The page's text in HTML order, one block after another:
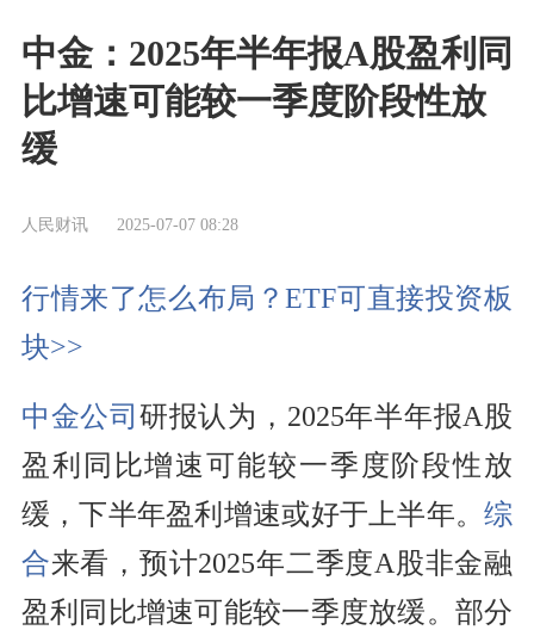
中金：2025年半年报A股盈利同
比增速可能较一季度阶段性放
缓
人民财讯 2025-07-07 08:28
行情来了怎么布局？ETF可直接投资板
块>>
中金公司 研报认为，2025年半年报A股
盈利同比增速可能较一季度阶段性放
缓，下半年盈利增速或好于上半年。综
合来看，预计2025年二季度A股非金融
盈利同比增速可能较一季度放缓。部分